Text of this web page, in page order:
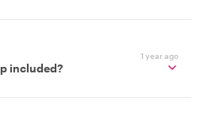
1 year ago
included?